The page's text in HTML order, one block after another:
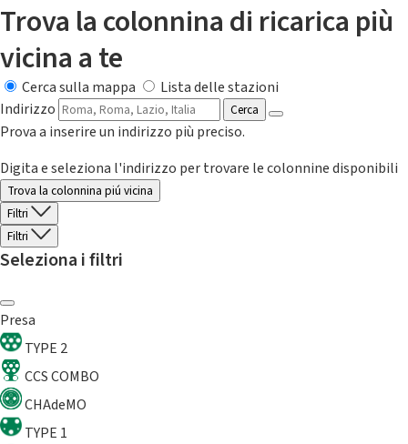
Trova la colonnina di ricarica più
vicina a te
Cerca sulla mappa
Lista delle stazioni
Indirizzo
Cerca
Prova a inserire un indirizzo più preciso.
Digita e seleziona l'indirizzo per trovare le colonnine disponibili
Trova la colonnina piú vicina
Filtri
Filtri
Seleziona i filtri
Presa
TYPE 2
CCS COMBO
CHAdeMO
TYPE 1